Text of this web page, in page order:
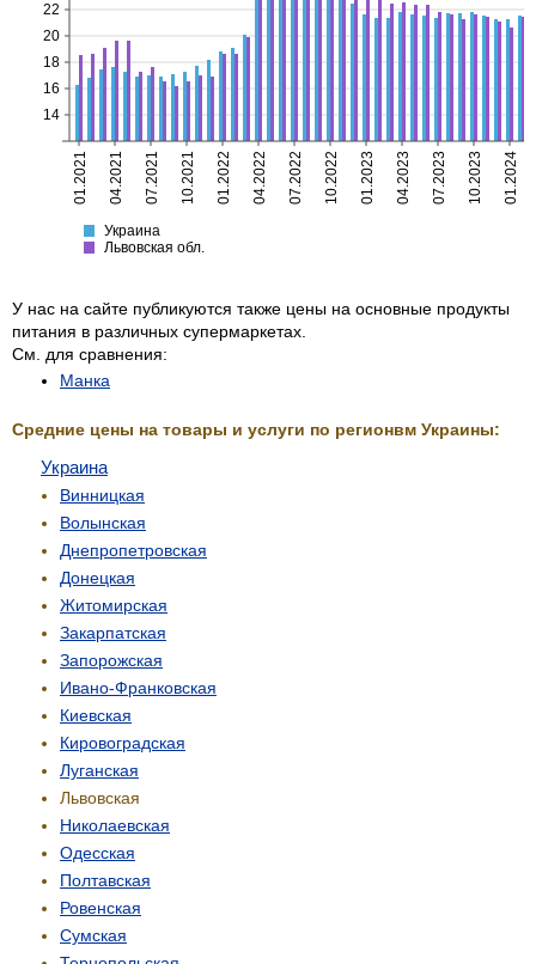
Украина
Львовская
01.2021 04.2021 07.2021 10.2021 01.2022 04.2022 07.2022 10.2022 01.2023 04.2023 07.2023 10.2023 01.2024
14
16
18
20
22
Украина
Львовская обл.
У нас на сайте публикуются также цены на основные продукты
питания в различных супермаркетах.
См. для сравнения:
Манка
Средние цены на товары и услуги по регионвм Украины:
Украина
Винницкая
Волынская
Днепропетровская
Донецкая
Житомирская
Закарпатская
Запорожская
Ивано-Франковская
Киевская
Кировоградская
Луганская
Львовская
Николаевская
Одесская
Полтавская
Ровенская
Сумская